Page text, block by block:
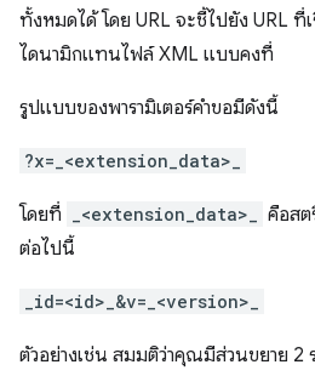
ทั้งหมดได้ โดย URL จะชี้ไปยัง URL ที่
ไดนามิกแทนไฟล์ XML แบบคงที่
รูปแบบของพารามิเตอร์คําขอมีดังนี้
?x=_<extension_data>_
โดยที่ _<extension_data>_
คือสต
ต่อไปนี้
_id=<id>_&v=_<version>_
ตัวอย่างเช่น สมมติว่าคุณมีส่วนขยาย 2